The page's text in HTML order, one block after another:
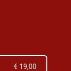
€ 19,00